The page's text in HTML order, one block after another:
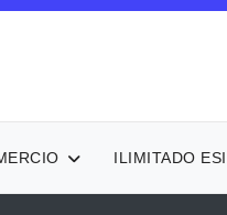
ILIMITADO